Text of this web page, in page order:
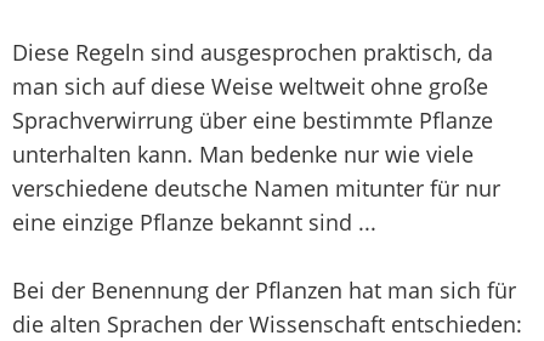
Diese Regeln sind ausgesprochen praktisch, da
man sich auf diese Weise weltweit ohne große
Sprachverwirrung über eine bestimmte Pflanze
unterhalten kann. Man bedenke nur wie viele
verschiedene deutsche Namen mitunter für nur
eine einzige Pflanze bekannt sind ...
Bei der Benennung der Pflanzen hat man sich für
die alten Sprachen der Wissenschaft entschieden: